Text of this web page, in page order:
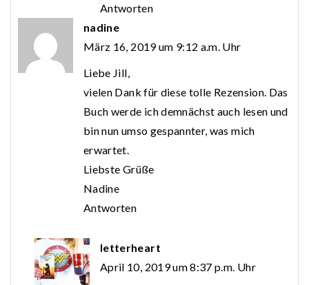
Antworten
nadine
März 16, 2019 um 9:12 a.m. Uhr
Liebe Jill,
vielen Dank für diese tolle Rezension. Das
Buch werde ich demnächst auch lesen und
bin nun umso gespannter, was mich
erwartet.
Liebste Grüße
Nadine
Antworten
letterheart
April 10, 2019 um 8:37 p.m. Uhr